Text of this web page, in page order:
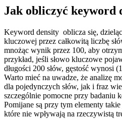
Jak obliczyć keyword
Keyword density oblicza się,
kluczowej przez całkowitą liczbę
mnożąc wynik przez 100, aby
przykład, jeśli słowo kluczowe
długości 200 słów, gęstość wynosi
Warto mieć na uwadze, że analizę
dla pojedynczych słów, jak i fraz
szczególnie pomocne przy badaniu
Pomijane są przy tym elementy
które nie wpływają na rzeczywistą